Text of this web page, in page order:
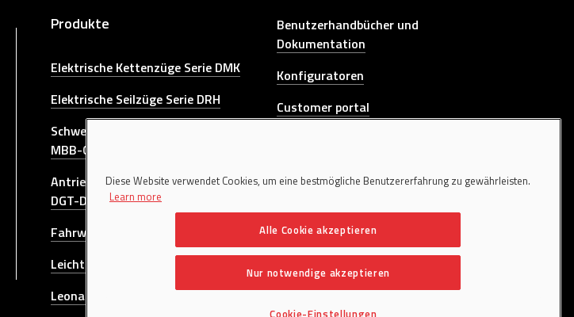
Produkte
Elektrische Kettenzüge Serie DMK
Elektrische Seilzüge Serie DRH
Schwenkkrane Serie GBA-GBP-CBB-
MBB-CBE-MBE-GBR-GBL-GRL
Antriebseinheiten für Brückenkrane
DGT-DGP
Fahrwerke für Brückenkrane
Leichtkransystem der baureihe DSC
Leonardo Configuration System
Other link
Benutzerhandbücher und
Dokumentation
Konfiguratoren
Customer portal
KONTAKTIEREN SIE UNS
Diese Website verwendet Cookies, um eine bestmögliche Benutzererfahrung zu gewährleisten.
Learn more
Alle Cookie akzeptieren
Nur notwendige akzeptieren